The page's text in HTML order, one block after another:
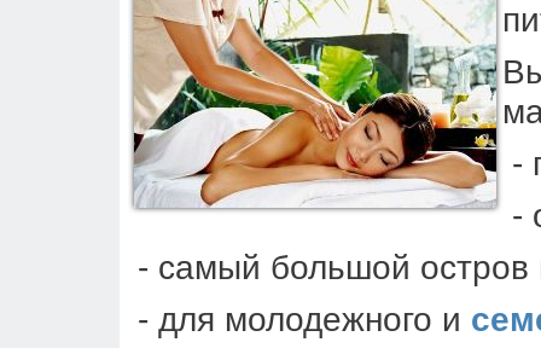
-
-
- самый большой остров
- для молодежного и